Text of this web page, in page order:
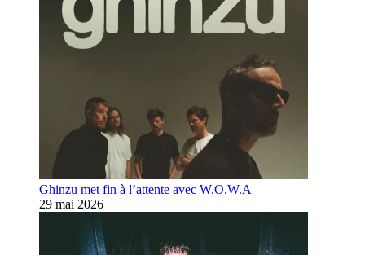
Ghinzu met fin à l’attente avec W.O.W.A
29 mai 2026